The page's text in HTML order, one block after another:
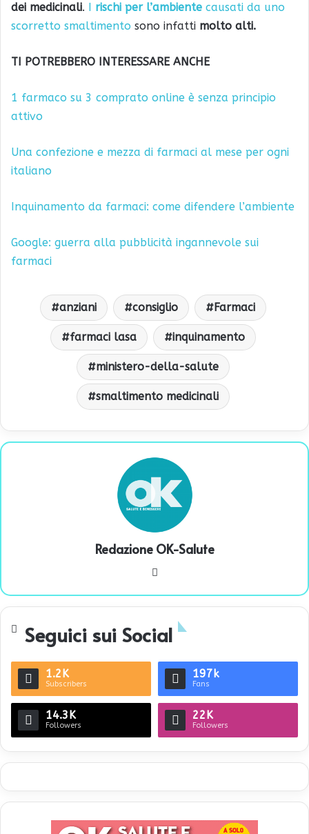
dei medicinali. I rischi per l’ambiente causati da uno
scorretto smaltimento sono infatti molto alti.
TI POTREBBERO INTERESSARE ANCHE
1 farmaco su 3 comprato online è senza principio
attivo
Una confezione e mezza di farmaci al mese per ogni
italiano
Inquinamento da farmaci: come difendere l’ambiente
Google: guerra alla pubblicità ingannevole sui
farmaci
anziani consiglio Farmaci
farmaci lasa inquinamento
ministero-della-salute
smaltimento medicinali
Redazione OK-Salute
te
Seguici sui Social
1.2K
Subscribers
197k
Fans
14.3K
Followers
22K
Followers